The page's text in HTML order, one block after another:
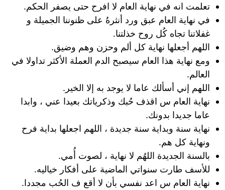
تعلمت انه في نهاية العام لا افرح حتى يصفر الحكم.
في نهاية العام عبق ورد أنثرهُ على ظنوننا الجميلة و
غفلاتنا تجاه كُل روح خذلتنا.
اللهم أجعلها نهاية كل ألم وحزن وهم وضيق.
ومع نهاية هذا العام سيصبح الدم العملة الأكثر تداولا في
العالم.
اللهم إني أسألك عاما لا يوجد به إلا الخير.
نهاية العام س اقذف حُبك وذكرياتك بعيدا عني ، وابدا
عاما جديدا بدونك.
نهاية سنة وبداية سنة جديدة ، اللهم اجعلها بداية فرح
ونهاية كل هم.
بالسنة الجديدة اللهُم لا نهاية ، لصوت أُمي.
للأسف طارت سنواتي الماضية على أفكار خياليه.
نهاية العام س اعد نفسي بأن لا أقع ف الحُب مجددا.